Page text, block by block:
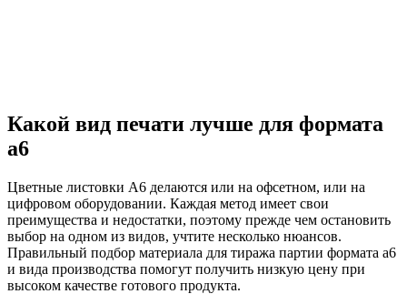
Какой вид печати лучше для формата
а6
Цветные листовки А6 делаются или на офсетном, или на
цифровом оборудовании. Каждая метод имеет свои
преимущества и недостатки, поэтому прежде чем остановить
выбор на одном из видов, учтите несколько нюансов.
Правильный подбор материала для тиража партии формата а6
и вида производства помогут получить низкую цену при
высоком качестве готового продукта.